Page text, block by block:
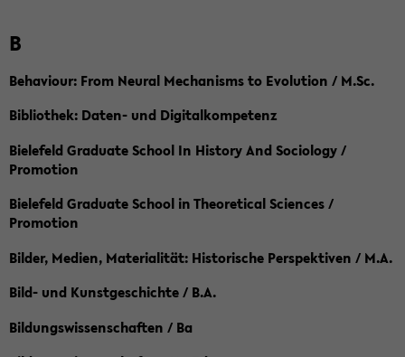
B
Behaviour: From Neural Mechanisms to Evolution / M.Sc.
Bibliothek: Daten- und Digitalkompetenz
Bielefeld Graduate School In History And Sociology /
Promotion
Bielefeld Graduate School in Theoretical Sciences /
Promotion
Bilder, Medien, Materialität: Historische Perspektiven / M.A.
Bild- und Kunstgeschichte / B.A.
Bildungswissenschaften / Ba